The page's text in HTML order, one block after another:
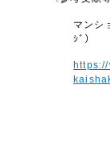
マンシ
ｼﾞ）